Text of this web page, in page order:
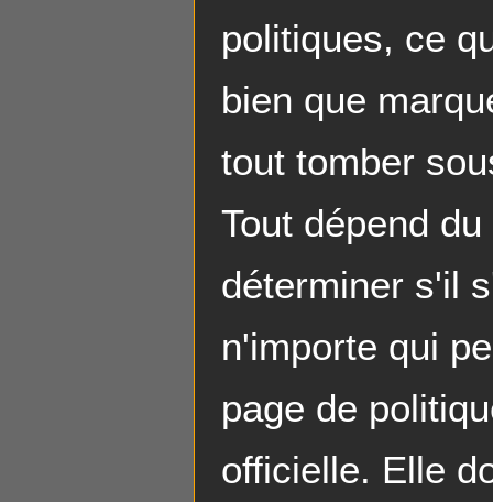
politiques, ce
bien que
tout tomber
Tout dépend
déterminer s'il
n'importe qui
page de
officielle. Elle